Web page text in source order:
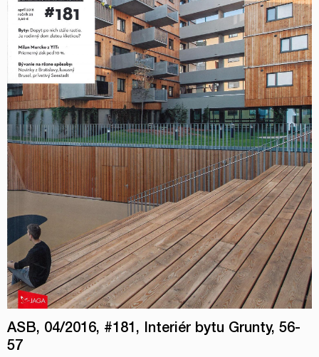
ASB, 04/2016, #181, Interiér bytu Grunty, 56-
57